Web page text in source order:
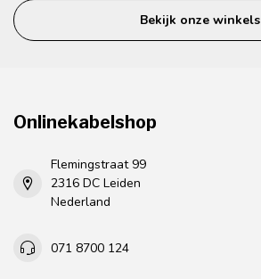
Bekijk onze winkels
Onlinekabelshop
Flemingstraat 99
2316 DC Leiden
Nederland
071 8700 124